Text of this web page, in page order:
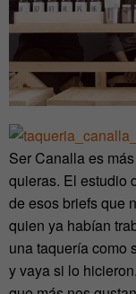
Ser Canalla es
quieras. El estudio
de esos briefs que
quien ya habían
una taquería como
y vaya si lo